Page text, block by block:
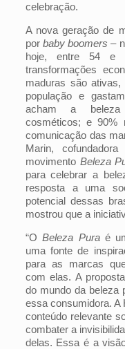
celebração.
A nova geração de
porbaby boomers –
hoje, entre 54 e
transformações
maduras são
população e
acham a beleza
cosméticos; e 90%
comunicação das
Marin,
movimento Beleza
para celebrar a
resposta a uma
potencial dessas
mostrou que a
“OBeleza Puraé
uma fonte de
para as marcas
com elas. A
do mundo da beleza
essa consumidora. A
conteúdo relevante
combater a
delas. Essa é a